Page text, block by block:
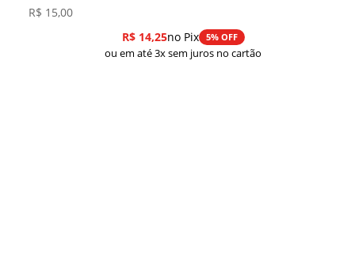
R$ 15,00
R$14,25no Pix 5% OFF
ou em até 3x sem juros no cartão